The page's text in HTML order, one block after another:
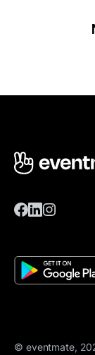
© eventmate,